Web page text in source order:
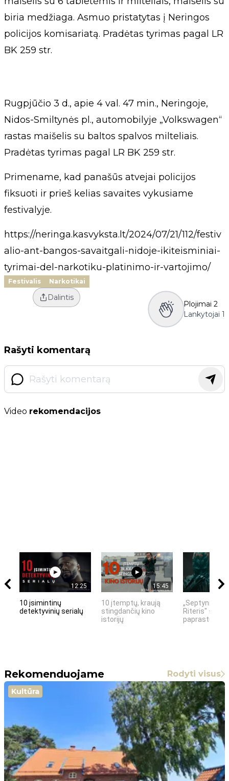
biria medžiaga. Asmuo pristatytas į Neringos
policijos komisariatą. Pradėtas tyrimas pagal LR
BK 259 str.
Rugpjūčio 3 d., apie 4 val. 47 min., Neringoje,
Nidos-Smiltynės pl., automobilyje „Volkswagen“
rastas maišelis su baltos spalvos milteliais.
Pradėtas tyrimas pagal LR BK 259 str.
Primename, kad panašūs atvejai policijos
fiksuoti ir prieš kelias savaites vykusiame
festivalyje.
https://neringa.kasvyksta.lt/2024/07/21/112/festiv
alio-ant-bangos-savaitgali-nidoje-ikiteisminiai-
tyrimai-del-narkotiku-platinimo-ir-vartojimo/
Festivalis Narkotikai
Dalintis
Plojimai 2
Lankytojai 1
Rašyti komentarą
Video rekomendacijos
12:25
10 įsimintinų
detektyvinių serialų
15:45
10 įtemptų, kraują
stingdančių kino
istorijų
„Septynių
Riteris" – kai
paprastumas
Rekomenduojame Rodyti visus
Kultūra